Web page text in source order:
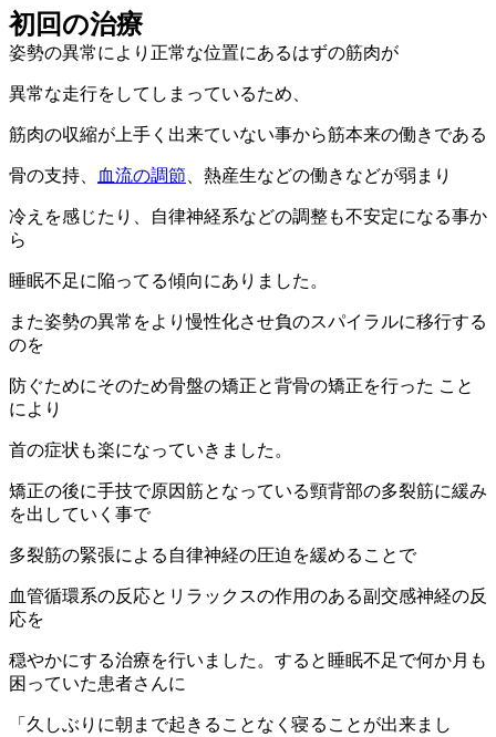
初回の治療
姿勢の異常により正常な位置にあるはずの筋肉が
異常な走行をしてしまっているため、
筋肉の収縮が上手く出来ていない事から筋本来の働きである
骨の支持、 血流の調節、熱産生などの働きなどが弱まり
冷えを感じたり、自律神経系などの調整も不安定になる事か
ら
睡眠不足に陥ってる傾向にありました。
また姿勢の異常をより慢性化させ負のスパイラルに移行する
のを
防ぐためにそのため骨盤の矯正と背骨の矯正を行った こと
により
首の症状も楽になっていきました。
矯正の後に手技で原因筋となっている頸背部の多裂筋に緩み
を出していく事で
多裂筋の緊張による自律神経の圧迫を緩めることで
血管循環系の反応とリラックスの作用のある副交感神経の反
応を
穏やかにする治療を行いました。すると睡眠不足で何か月も
困っていた患者さんに
「久しぶりに朝まで起きることなく寝ることが出来まし